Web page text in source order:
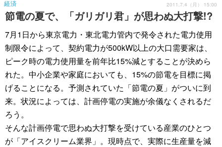
節電の夏で、「ガリガリ君」が思わぬ大打撃!?
経済 2011.7.4（月） 15:00
7月1日から東京電力・東北電力管内で発令された電力使用
制限令によって、契約電力が500kW以上の大口需要家は、
ピーク時の電力使用量を前年比15%減とすることが決めら
れた。中小企業や家庭においても、15%の節電を目標に掲
げることになる。予測されていた「節電の夏」がついに到
来。状況によっては、計画停電の実施が余儀なくされるだ
ろう。
そんな計画停電で思わぬ大打撃を受けている産業のひとつ
が「アイスクリーム業界」。現時点で、実際に生産量を減